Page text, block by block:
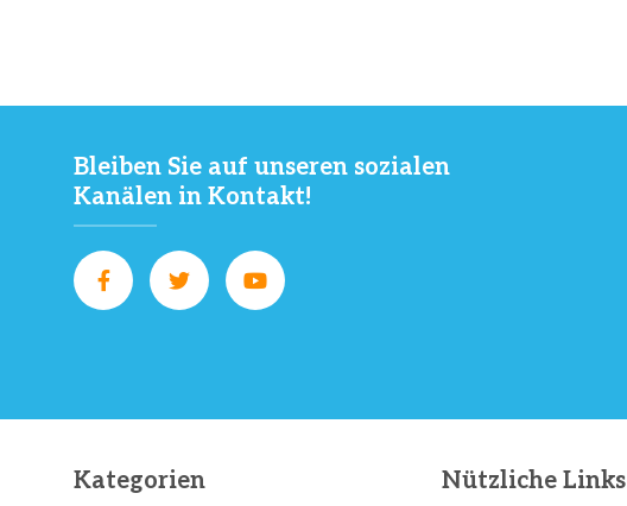
Bleiben Sie auf unseren sozialen
Kanälen in Kontakt!
Kategorien Nützliche Links